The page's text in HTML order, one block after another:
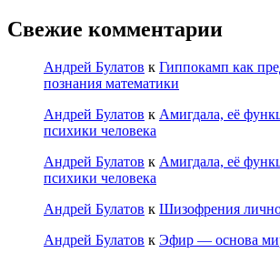
Свежие комментарии
Андрей Булатов к Гиппокамп как
познания математики
Андрей Булатов к Амигдала, её
психики человека
Андрей Булатов к Амигдала, её
психики человека
Андрей Булатов к Шизофрения
Андрей Булатов к Эфир — основа